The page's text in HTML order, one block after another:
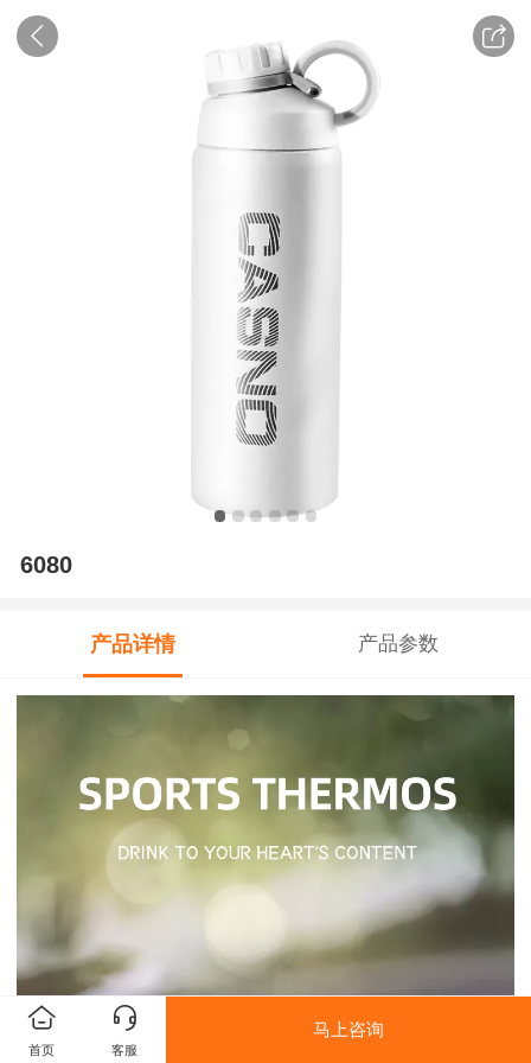
6080
产品详情 产品参数
首页 客服
马上咨询